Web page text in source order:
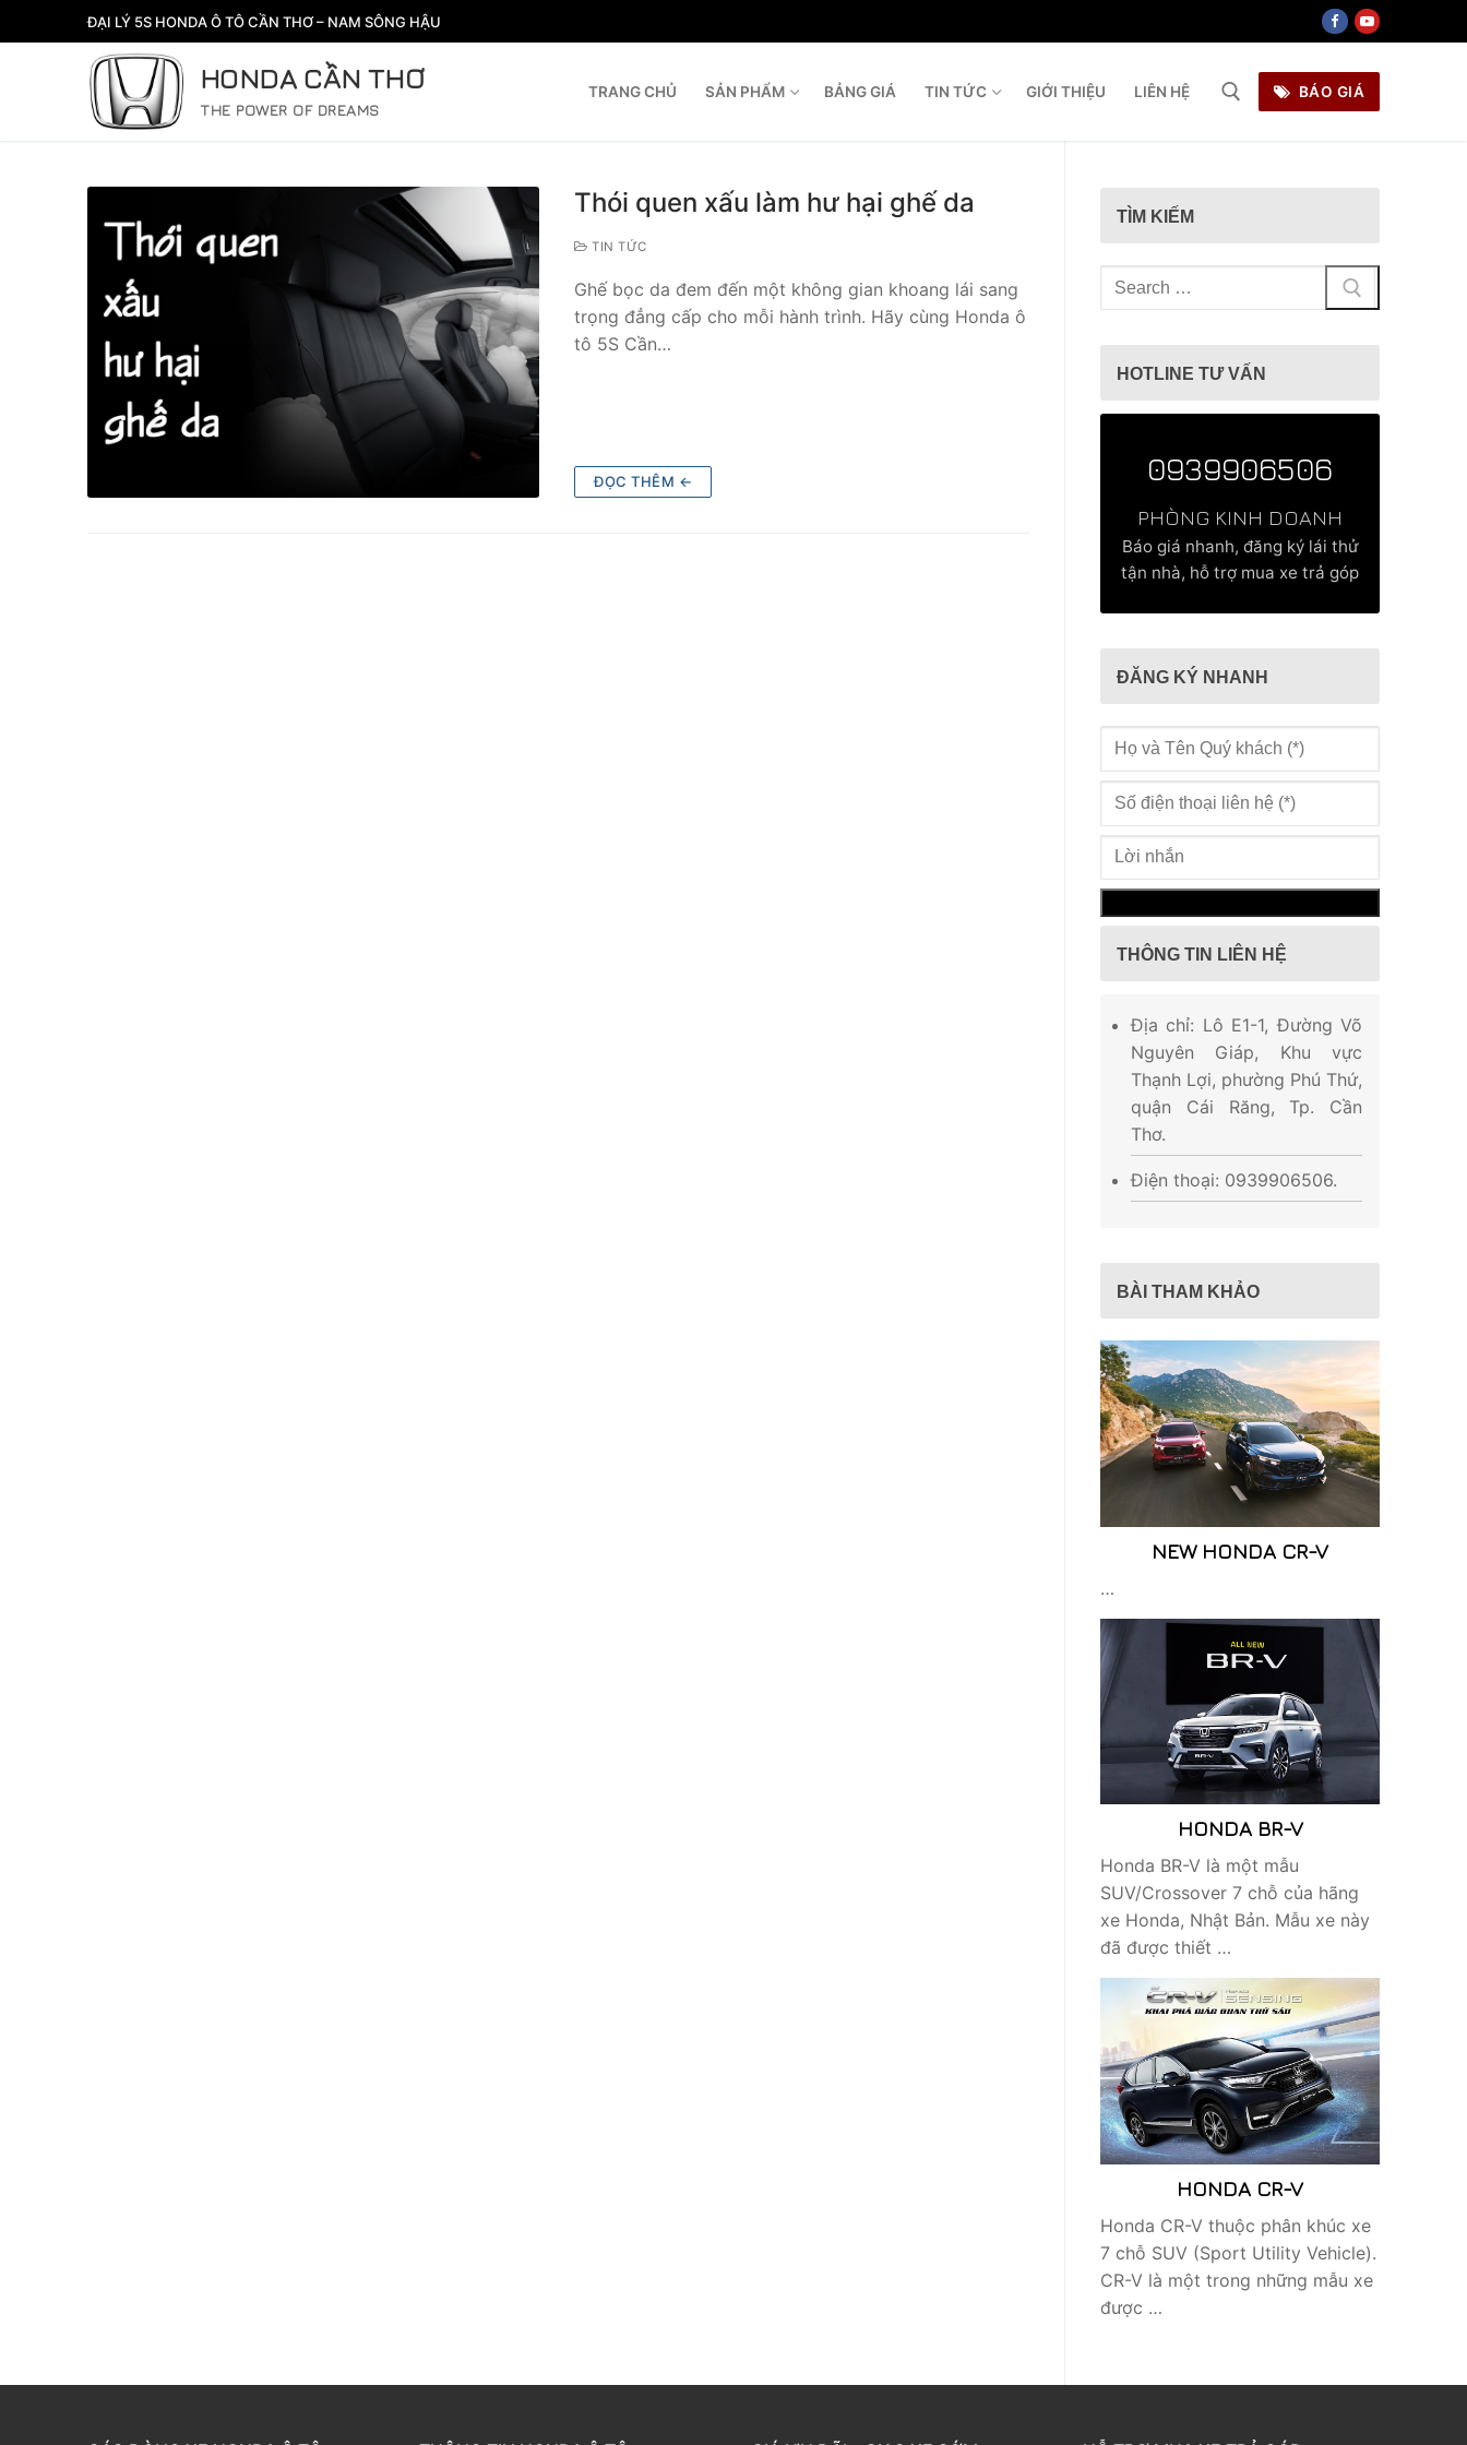
đến
ĐẠI LÝ 5S HONDA Ô TÔ CẦN THƠ – NAM SÔNG HẬU
HONDA CẦN THƠ
THE POWER OF DREAMS
TRANG CHỦ SẢN PHẨM BẢNG GIÁ TIN TỨC GIỚI THIỆU LIÊN HỆ BÁO GIÁ
Thói quen xấu làm hư hại ghế da
TIN TỨC
Ghế bọc da đem đến một không gian khoang lái sang
trọng đẳng cấp cho mỗi hành trình. Hãy cùng Honda ô
tô 5S Cần…
ĐỌC THÊM ←
TÌM KIẾM
Tìm
kiếm
HOTLINE TƯ VẤN
0939906506
PHÒNG KINH DOANH
Báo giá nhanh, đăng ký lái thử
tận nhà, hỗ trợ mua xe trả góp
ĐĂNG KÝ NHANH
THÔNG TIN LIÊN HỆ
Địa chỉ: Lô E1-1, Đường Võ
Nguyên Giáp, Khu vực
Thạnh Lợi, phường Phú Thứ,
quận Cái Răng, Tp. Cần
Thơ.
Điện thoại: 0939906506.
BÀI THAM KHẢO
NEW HONDA CR-V
…
HONDA BR-V
Honda BR-V là một mẫu
SUV/Crossover 7 chỗ của hãng
xe Honda, Nhật Bản. Mẫu xe này
đã được thiết …
HONDA CR-V
Honda CR-V thuộc phân khúc xe
7 chỗ SUV (Sport Utility Vehicle).
CR-V là một trong những mẫu xe
được …